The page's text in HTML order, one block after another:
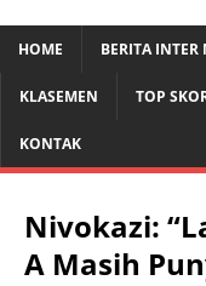
HOME BERITA INTER
KLASEMEN TOP
KONTAK
Nivokazi:
A Masih